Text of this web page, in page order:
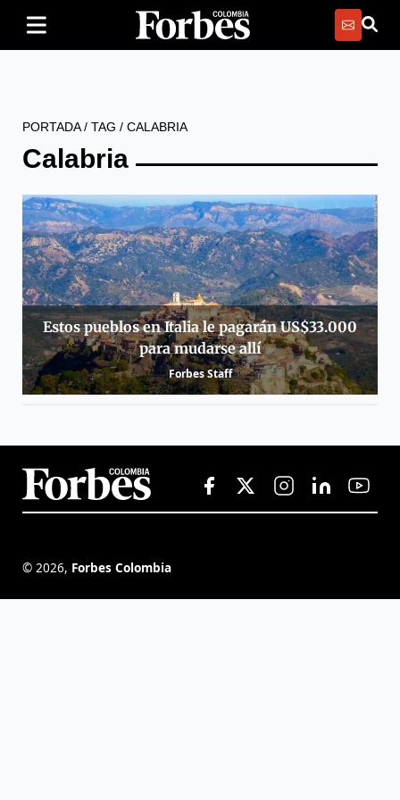
PORTADA/ TAG / CALABRIA
Calabria
Estos pueblos en Italia le pagarán US$33.000
para mudarse allí
Forbes Staff
© 2026, Forbes Colombia